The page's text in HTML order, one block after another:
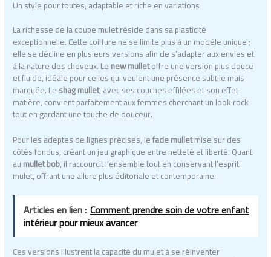
Un style pour toutes, adaptable et riche en variations
La richesse de la coupe mulet réside dans sa plasticité
exceptionnelle. Cette coiffure ne se limite plus à un modèle unique ;
elle se décline en plusieurs versions afin de s’adapter aux envies et
à la nature des cheveux. Lenew mulletoffre une version plus douce
et fluide, idéale pour celles qui veulent une présence subtile mais
marquée. Leshag mullet, avec ses couches effilées et son effet
matière, convient parfaitement aux femmes cherchant un look rock
tout en gardant une touche de douceur.
Pour les adeptes de lignes précises, lefade mulletmise sur des
côtés fondus, créant un jeu graphique entre netteté et liberté. Quant
aumullet bob, il raccourcit l’ensemble tout en conservant l’esprit
mulet, offrant une allure plus éditoriale et contemporaine.
Articles en lien : Comment prendre soin de votre enfant
intérieur pour mieux avancer
Ces versions illustrent la capacité du mulet à se réinventer